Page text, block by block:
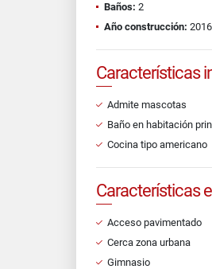
Baños: 2
Año construcción: 2016
Características
Admite mascotas
Baño en habitación
Cocina tipo americano
Características
Acceso pavimentado
Cerca zona urbana
Gimnasio